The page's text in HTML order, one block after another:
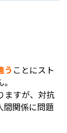
う ことにスト
ますが、対抗
間関係に問題